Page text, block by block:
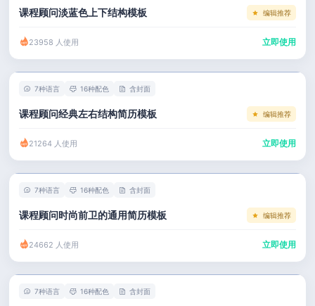
简历模板
应届生
左右分栏
考研复试
金融 / 汽车
市场 / 运营
人事 / 行政
课程顾问淡蓝色上下结构模板 编辑推荐
23958 人使用 立即使用
7种语言 16种配色 含封面
课程顾问经典左右结构简历模板 编辑推荐
21264 人使用 立即使用
7种语言 16种配色 含封面
课程顾问时尚前卫的通用简历模板 编辑推荐
24662 人使用 立即使用
7种语言 16种配色 含封面